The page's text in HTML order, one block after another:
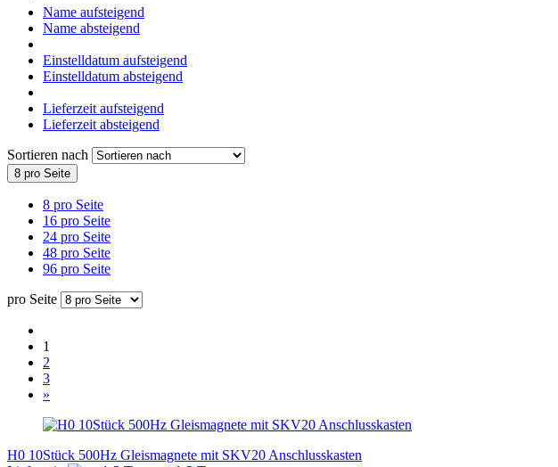
Name aufsteigend
Name absteigend
Einstelldatum aufsteigend
Einstelldatum absteigend
Lieferzeit aufsteigend
Lieferzeit absteigend
Sortieren nach
8 pro Seite
8 pro Seite
16 pro Seite
24 pro Seite
48 pro Seite
96 pro Seite
pro Seite
1
2
3
»
H0 10Stück 500Hz Gleismagnete mit SKV20 Anschlusskasten